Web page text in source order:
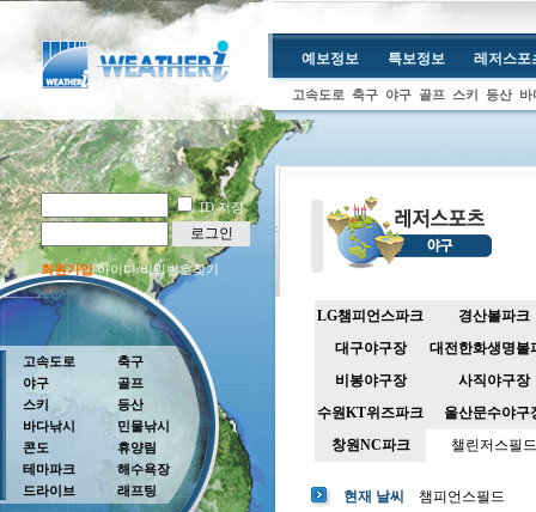
ID 저장
로그인
회원가입아이디/비밀번호찾기
예보정보 특보정보 레저스포
고속도로 축구 야구 골프 스키 등산 바
고속도로
야구
스키
바다낚시
콘도
테마파크
드라이브
축구
골프
등산
민물낚시
휴양림
해수욕장
래프팅
LG챔피언스파크
경산볼파크
대구야구장
대전한화생명볼
비봉야구장
사직야구장
수원KT위즈파크
울산문수야구
창원NC파크
챌린저스필드
현재 날씨 챔피언스필드